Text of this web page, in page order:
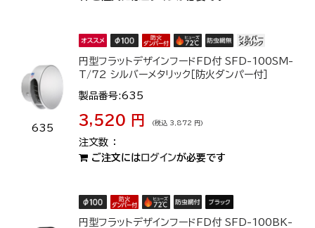
635
円型フラットデザインフードFD付 SFD-100SM-
T/72 シルバーメタリック［防火ダンパー付］
製品番号:635
3,520 円 (税込 3,872 円)
ご注文には ログインが必要です
円型フラットデザインフードFD付 SFD-100BK-